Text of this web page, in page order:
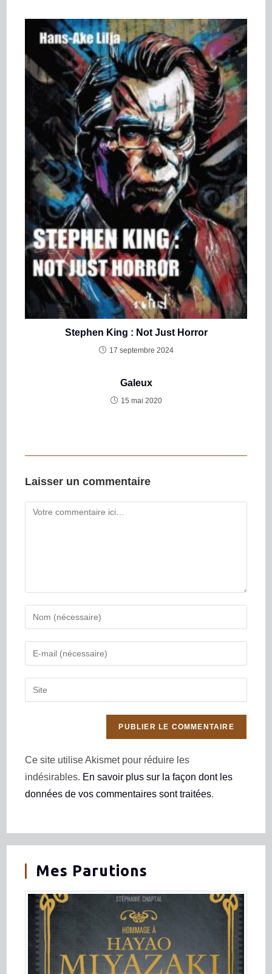
Stephen King : Not Just Horror
17 septembre 2024
Galeux
15 mai 2020
Laisser un commentaire
Ce site utilise Akismet pour réduire les
indésirables. En savoir plus sur la façon dont les
données de vos commentaires sont traitées.
Mes Parutions